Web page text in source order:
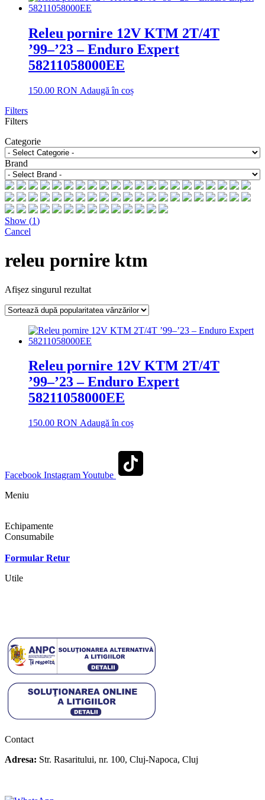
Releu pornire 12V KTM 2T/4T
’99–’23 – Enduro Expert
58211058000EE
150.00 RON Adaugă în coș
Filters
Filters
Categorie
Brand
Show (1)
Cancel
releu pornire ktm
Afișez singurul rezultat
Releu pornire 12V KTM 2T/4T
’99–’23 – Enduro Expert
58211058000EE
150.00 RON Adaugă în coș
Facebook InstagramYoutube
Meniu
Echipamente
Consumabile
Formular Retur
Utile
Contact
Adresa: Str. Rasaritului, nr. 100, Cluj-Napoca, Cluj